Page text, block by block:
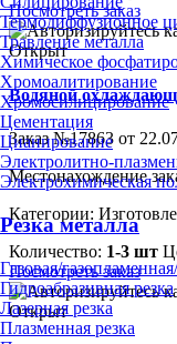
Термодиффузионное
Травление металла
Химическое
Хромоалитирование
Хромосилицирование
Цементация
Цианирование
Электролитно-
Электрохимическая
Резка металла
Газовая/
Гидроабразивная резка
Лазерная резка
Плазменная резка
Посмотреть заказ
Открыт
Водяной
Заказ №17863 от
Местонахождение
Категории:
Количество: 1-3 шт
Посмотреть заказ
Открыт